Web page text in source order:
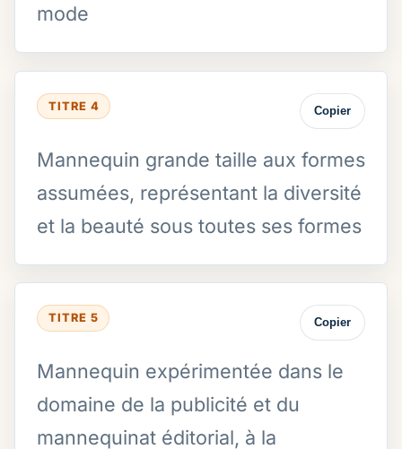
mode
TITRE 4 Copier
Mannequin grande taille aux formes
assumées, représentant la diversité
et la beauté sous toutes ses formes
TITRE 5 Copier
Mannequin expérimentée dans le
domaine de la publicité et du
mannequinat éditorial, à la